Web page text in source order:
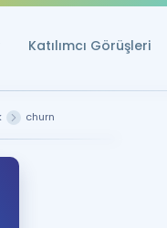
Katılımcı Görüşleri
churn